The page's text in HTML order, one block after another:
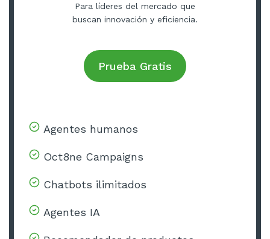
Para líderes del mercado que
buscan innovación y eficiencia.
Prueba Gratis
Agentes humanos
Oct8ne Campaigns
Chatbots ilimitados
Agentes IA